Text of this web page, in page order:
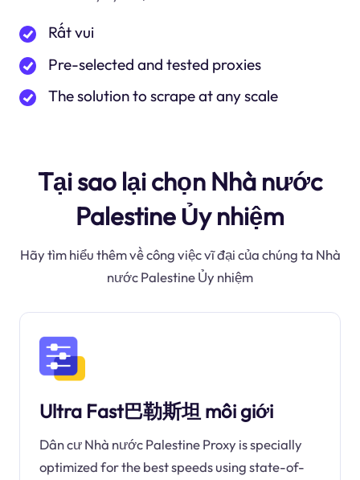
Rất vui
Pre-selected and tested proxies
The solution to scrape at any scale
Tại sao lại chọn Nhà nước
Palestine Ủy nhiệm
Hãy tìm hiểu thêm về công việc vĩ đại của chúng ta Nhà
nước Palestine Ủy nhiệm
Ultra Fast巴勒斯坦 môi giới
Dân cư Nhà nước Palestine Proxy is specially
optimized for the best speeds using state-of-